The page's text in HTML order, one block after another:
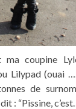
ma coupine
Lilypad (ouai
de
: “Pissine,